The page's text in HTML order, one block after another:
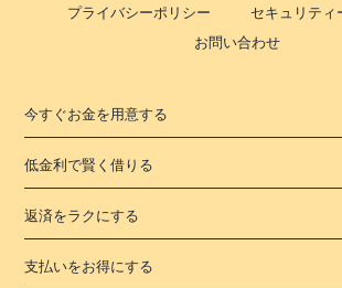
プライバシーポリシー
セキュリティ
お問い合わせ
今すぐお金を用意する
低金利で賢く借りる
返済をラクにする
支払いをお得にする